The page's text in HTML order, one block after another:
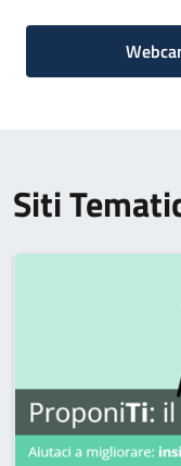
Siti